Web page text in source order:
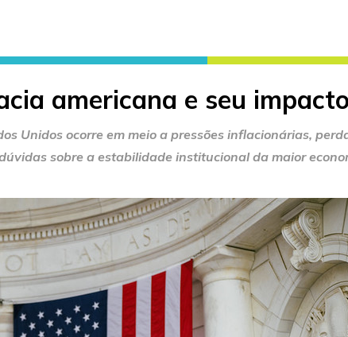
americana e seu
Unidos ocorre em meio a pressões inflacionárias,
sobre a estabilidade institucional da maior